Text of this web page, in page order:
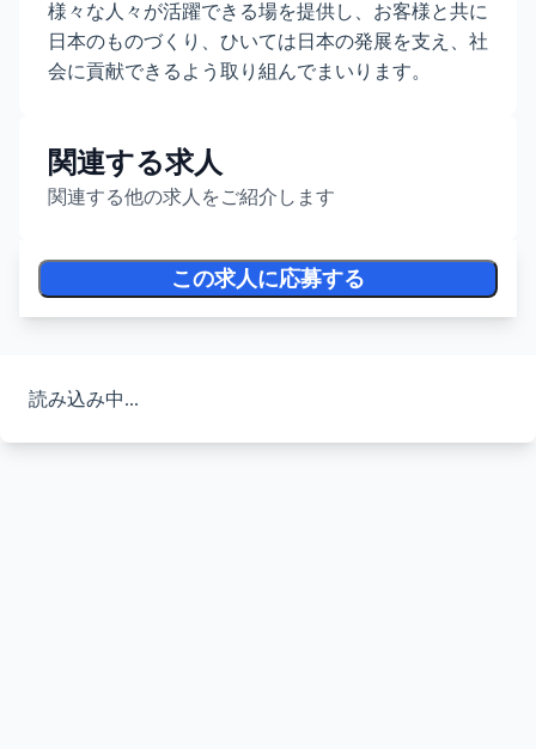
様々な人々が活躍できる場を提供し、お客様と共に
日本のものづくり、ひいては日本の発展を支え、社
会に貢献できるよう取り組んでまいります。
関連する求人
関連する他の求人をご紹介します
この求人に応募する
読み込み中...